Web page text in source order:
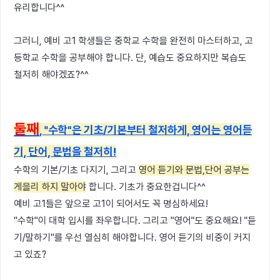
유리합니다^^
그러니, 예비 고1 학생들은 중학교 수학을 완전히 마스터하고, 고
등학교 수학을 공부해야 합니다. 단, 예습도 중요하지만 복습도
철저히 해야겠죠?^^
둘째, "수학"은 기초/기본부터 철저하게, 영어는 영어듣
기, 단어, 문법을 철저히!
수학의 기본/기초 다지기, 그리고 영어 듣기와 문법,단어 공부는
게을리 하지 말아야 합니다. 기초가 중요한겁니다^^
예비 고1들은 앞으로 고1이 되어서도 꼭 명심하세요!
"수학"이 대학 입시를 좌우합니다. 그리고 "영어"도 중요해요! "듣
기/말하기"를 우선 열심히 해야합니다. 영어 듣기의 비중이 커지
고 있죠?